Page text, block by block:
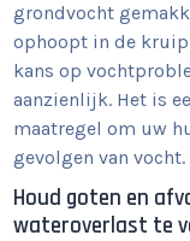
grondvocht
ophoopt in de
kans op
aanzienlijk. Het is
maatregel om uw
gevolgen van vocht.
Houd goten en
wateroverlast te